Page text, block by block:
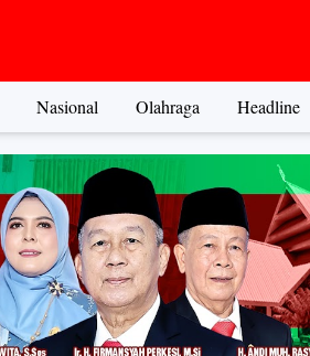
Nasional Olahraga Headline